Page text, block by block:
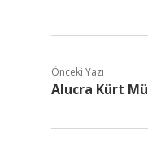
Önceki Yazı
Alucra Kürt Mü